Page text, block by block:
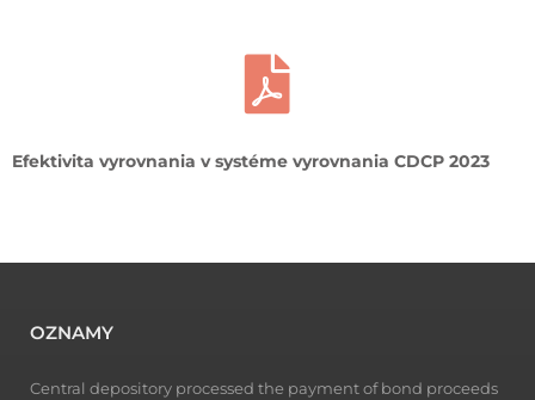
Efektivita vyrovnania v systéme vyrovnania CDCP 2023
OZNAMY
Central depository processed the payment of bond proceeds